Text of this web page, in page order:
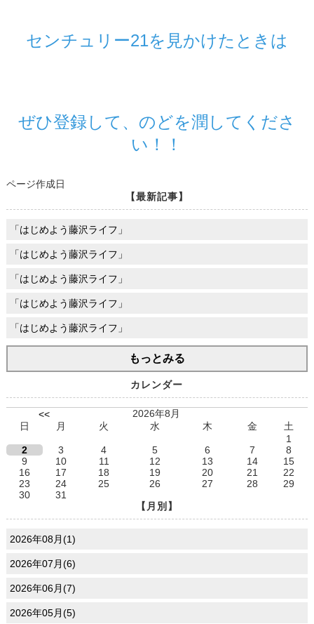
センチュリー21を見かけたときは
ぜひ登録して、のどを潤してくださ
い！！
ページ作成日
【最新記事】
「はじめよう藤沢ライフ」
「はじめよう藤沢ライフ」
「はじめよう藤沢ライフ」
「はじめよう藤沢ライフ」
「はじめよう藤沢ライフ」
もっとみる
カレンダー
<<
2026年8月
日
月 火 水 木 金
土
1
2
3 4 5 6 7
8
9
10 11 12 13 14
15
16
17 18 19 20 21
22
23
24 25 26 27 28
29
30
31
【月別】
2026年08月(1)
2026年07月(6)
2026年06月(7)
2026年05月(5)